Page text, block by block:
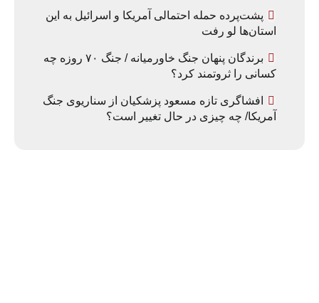
پشت‌پرده حمله احتمالی آمریکا و اسرائیل به این
استان‌ها لو رفت
برندگان پنهان جنگ خاورمیانه / جنگ ۷۰ روزه چه
کسانی را ثروتمند کرد؟
افشاگری تازه مسعود پزشکیان از سناریوی جنگ
آمریکا/ چه چیزی در حال تغییر است؟